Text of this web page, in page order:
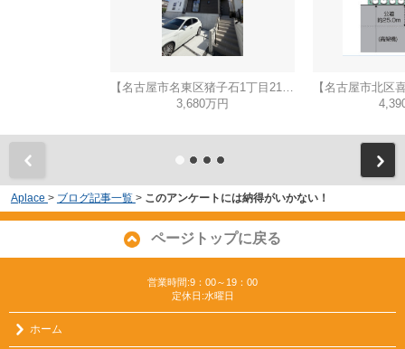
3,680万円
Aplace > ブログ記事一覧 > このアンケートには納得がいかない！
ページトップに戻る
営業時間:9：00～19：00
定休日:水曜日
ホーム